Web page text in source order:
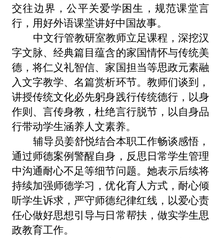
交往边界，公平关爱学困生，规范课堂言
行，用好外语课堂讲好中国故事。
中文行管教研室教师立足课程，深挖汉
字文脉、经典篇目蕴含的家国情怀与传统美
德，将仁义礼智信、家国担当等思政元素融
入文字教学、名篇赏析环节。教师们谈到，
讲授传统文化必先躬身践行传统德行，以身
作则、言传身教，杜绝言行脱节，以自身品
行带动学生涵养人文素养。
辅导员姜舒悦结合本职工作畅谈感悟，
通过师德案例警醒自身，反思日常学生管理
中沟通耐心不足等细节问题。她表示后续将
持续加强师德学习，优化育人方式，耐心倾
听学生诉求，严守师德纪律红线，以爱心责
任心做好思想引导与日常帮扶，做实学生思
政教育工作。